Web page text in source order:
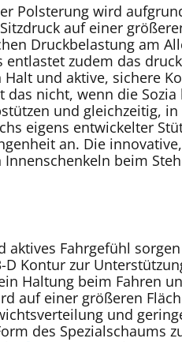
Polsterung wird
auf einer
Druckbelastung am
entlastet zudem das
Halt und aktive, sichere
das nicht, wenn die
und gleichzeitig,
eigens entwickelter
an. Die
beim
aktives Fahrgefühl
D Kontur zur
Haltung beim Fahren
auf einer größeren
und
des Spezialschaums